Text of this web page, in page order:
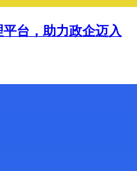
台，助力政企迈入